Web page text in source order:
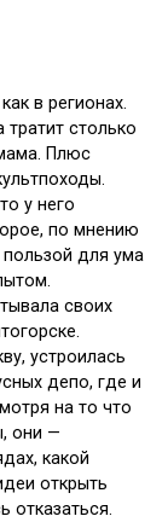
в регионах.
тратит столько
Плюс
у него
по мнению
для ума
своих
устроилась
депо, где и
на то что
они —
какой
открыть
отказаться.